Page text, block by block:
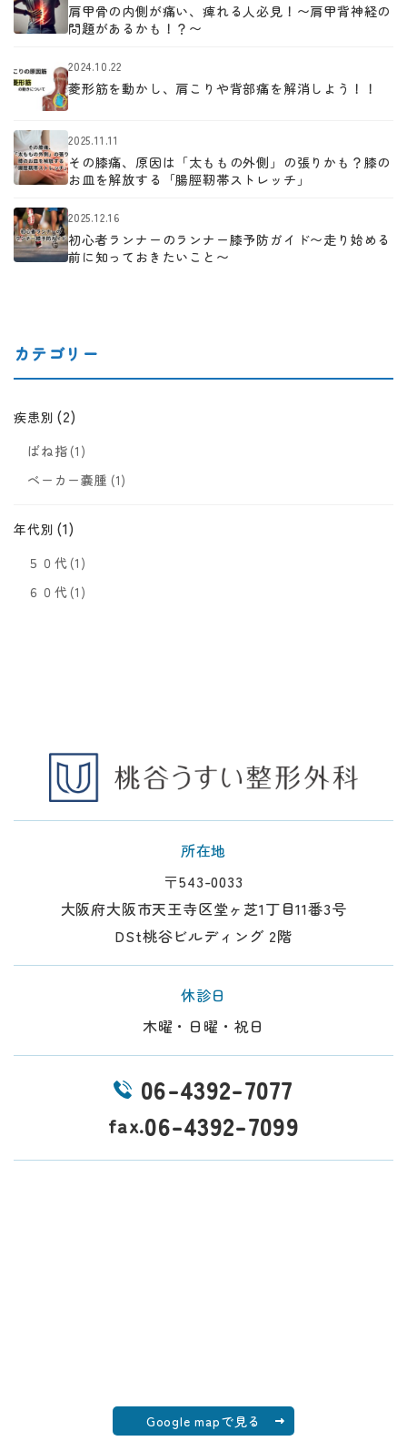
肩甲骨の内側が痛い、痺れる人必見！〜肩甲背神経の
問題があるかも！？〜
2024.10.22
菱形筋を動かし、肩こりや背部痛を解消しよう！！
2025.11.11
その膝痛、原因は「太ももの外側」の張りかも？膝の
お皿を解放する「腸脛靭帯ストレッチ」
2025.12.16
初心者ランナーのランナー膝予防ガイド〜走り始める
前に知っておきたいこと〜
カテゴリー
疾患別 (2)
ばね指(1)
ベーカー嚢腫 (1)
年代別 (1)
５０代(1)
６０代(1)
所在地
〒543-0033
大阪府大阪市天王寺区堂ヶ芝1丁目11番3号
DSt桃谷ビルディング 2階
休診日
木曜・日曜・祝日
06-4392-7077
fax.06-4392-7099
Google mapで見る